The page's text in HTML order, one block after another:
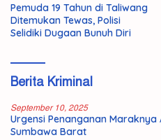
Pemuda 19 Tahun di Taliwang
Ditemukan Tewas, Polisi
Selidiki Dugaan Bunuh Diri
Berita Kriminal
September 10, 2025
Urgensi Penanganan
Sumbawa Barat